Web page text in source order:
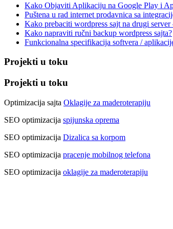
Kako Objaviti Aplikaciju na Google Play i
Puštena u rad internet prodavnica sa
Kako prebaciti wordpress sajt na drugi
Kako napraviti ručni backup wordpress sajta?
Funkcionalna specifikacija softvera /
Projekti u toku
Projekti u toku
Optimizacija sajta Oklagije za maderoterapiju
SEO optimizacija spijunska oprema
SEO optimizacija Dizalica sa korpom
SEO optimizacija pracenje mobilnog telefona
SEO optimizacija oklagije za maderoterapiju